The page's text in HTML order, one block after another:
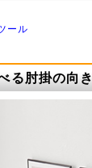
ール
る肘掛の向